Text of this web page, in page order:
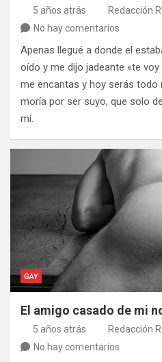
5 años atrás
Redacción
No hay comentarios
Apenas llegué a donde el
oído y me dijo jadeante «te
me encantas y hoy serás todo
moría por ser suyo, que solo
mí.
GAY
El amigo casado de mi
5 años atrás
Redacción
No hay comentarios